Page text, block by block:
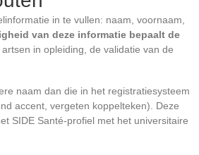
in te vullen: naam, voornaam,
van deze informatie bepaalt de
in opleiding, de validatie van de
naam dan die in het registratiesysteem
accent, vergeten koppelteken). Deze
SIDE Santé-profiel met het universitaire